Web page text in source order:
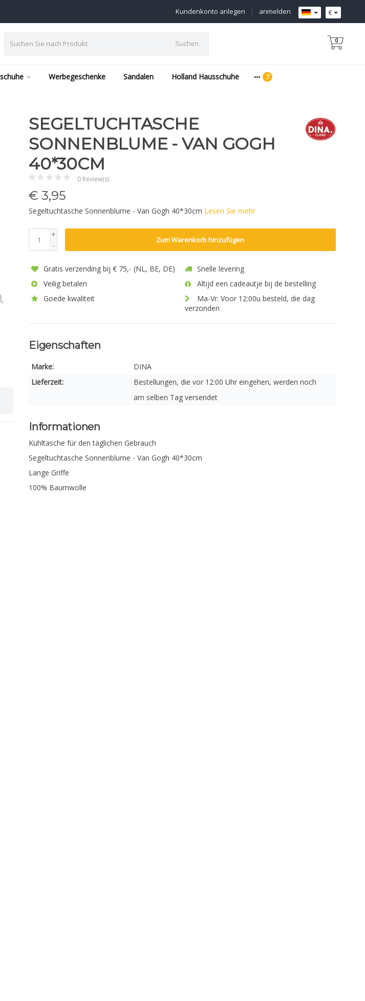
€
anmelden
|
Kundenkonto anlegen
Suchen 0
Werbegeschenke Sandalen Holland Hausschuhe
SEGELTUCHTASCHE
SONNENBLUME - VAN GOGH
40*30CM
0 Review(s)
€ 3,95
Segeltuchtasche Sonnenblume - Van Gogh 40*30cm Lesen Sie mehr
+
-
Zum Warenkorb hinzufügen
Gratis verzending bij € 75,- (NL, BE, DE)
Snelle levering
Veilig betalen
Altijd een cadeautje bij de bestelling
Goede kwaliteit
Ma-Vr: Voor 12:00u besteld, die dag
verzonden
Eigenschaften
Marke:
DINA
Lieferzeit:
Bestellungen, die vor 12:00 Uhr eingehen, werden noch
am selben Tag versendet
Informationen
Kühltasche für den täglichen Gebrauch
Segeltuchtasche Sonnenblume - Van Gogh 40*30cm
Lange Griffe
100% Baumwolle